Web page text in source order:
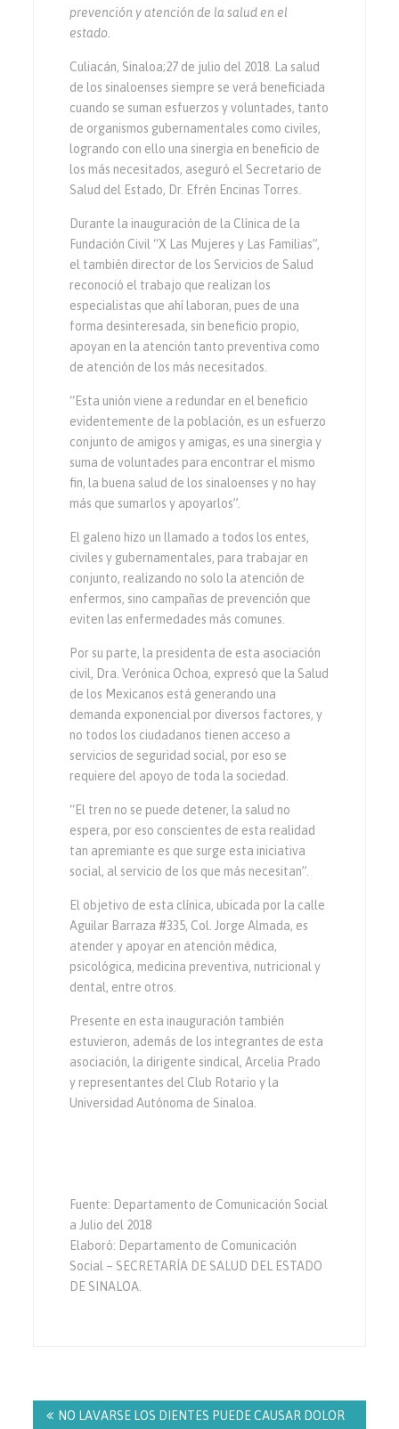
prevención y atención de la salud en el
estado.
Culiacán, Sinaloa;27 de julio del 2018. La salud
de los sinaloenses siempre se verá beneficiada
cuando se suman esfuerzos y voluntades, tanto
de organismos gubernamentales como civiles,
logrando con ello una sinergia en beneficio de
los más necesitados, aseguró el Secretario de
Salud del Estado, Dr. Efrén Encinas Torres.
Durante la inauguración de la Clínica de la
Fundación Civil “X Las Mujeres y Las Familias”,
el también director de los Servicios de Salud
reconoció el trabajo que realizan los
especialistas que ahí laboran, pues de una
forma desinteresada, sin beneficio propio,
apoyan en la atención tanto preventiva como
de atención de los más necesitados.
“Esta unión viene a redundar en el beneficio
evidentemente de la población, es un esfuerzo
conjunto de amigos y amigas, es una sinergia y
suma de voluntades para encontrar el mismo
fin, la buena salud de los sinaloenses y no hay
más que sumarlos y apoyarlos”.
El galeno hizo un llamado a todos los entes,
civiles y gubernamentales, para trabajar en
conjunto, realizando no solo la atención de
enfermos, sino campañas de prevención que
eviten las enfermedades más comunes.
Por su parte, la presidenta de esta asociación
civil, Dra. Verónica Ochoa, expresó que la Salud
de los Mexicanos está generando una
demanda exponencial por diversos factores, y
no todos los ciudadanos tienen acceso a
servicios de seguridad social, por eso se
requiere del apoyo de toda la sociedad.
“El tren no se puede detener, la salud no
espera, por eso conscientes de esta realidad
tan apremiante es que surge esta iniciativa
social, al servicio de los que más necesitan”.
El objetivo de esta clínica, ubicada por la calle
Aguilar Barraza #335, Col. Jorge Almada, es
atender y apoyar en atención médica,
psicológica, medicina preventiva, nutricional y
dental, entre otros.
Presente en esta inauguración también
estuvieron, además de los integrantes de esta
asociación, la dirigente sindical, Arcelia Prado
y representantes del Club Rotario y la
Universidad Autónoma de Sinaloa.
Fuente: Departamento de Comunicación Social
a Julio del 2018
Elaboró: Departamento de Comunicación
Social – SECRETARÍA DE SALUD DEL ESTADO
DE SINALOA.
de NO LAVARSE LOS DIENTES PUEDE CAUSAR DOLOR